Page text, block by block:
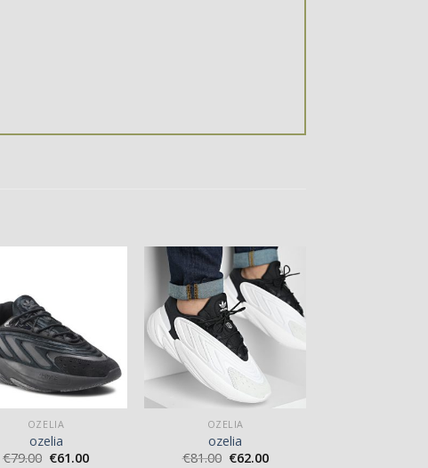
OZELIA
ozelia
€79.00 €61.00
OZELIA
ozelia
€81.00 €62.00